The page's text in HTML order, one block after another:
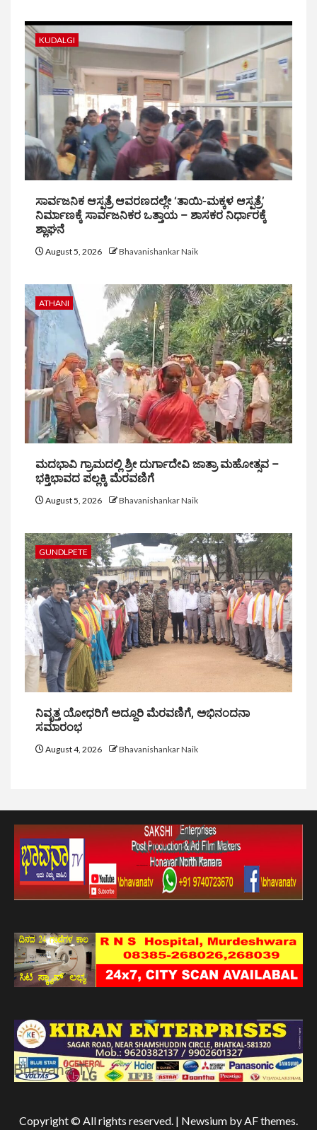
KUDALGI
ಸಾರ್ವಜನಿಕ ಆಸ್ಪತ್ರೆ ಆವರಣದಲ್ಲೇ ‘ತಾಯಿ-ಮಕ್ಕಳ ಆಸ್ಪತ್ರೆ’
ನಿರ್ಮಾಣಕ್ಕೆ ಸಾರ್ವಜನಿಕರ ಒತ್ತಾಯ – ಶಾಸಕರ ನಿರ್ಧಾರಕ್ಕೆ
ಶ್ಲಾಘನೆ
August 5, 2026 Bhavanishankar Naik
ATHANI
ಮದಭಾವಿ ಗ್ರಾಮದಲ್ಲಿ ಶ್ರೀ ದುರ್ಗಾದೇವಿ ಜಾತ್ರಾ ಮಹೋತ್ಸವ –
ಭಕ್ತಿಭಾವದ ಪಲ್ಲಕ್ಕಿ ಮೆರವಣಿಗೆ
August 5, 2026 Bhavanishankar Naik
GUNDLPETE
ನಿವೃತ್ತ ಯೋಧರಿಗೆ ಅದ್ದೂರಿ ಮೆರವಣಿಗೆ, ಅಭಿನಂದನಾ
ಸಮಾರಂಭ
August 4, 2026 Bhavanishankar Naik
Copyright © All rights reserved. | Newsium by AF themes.